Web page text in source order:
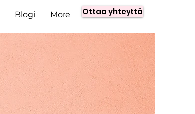
Blogi More Ottaa yhteyttä